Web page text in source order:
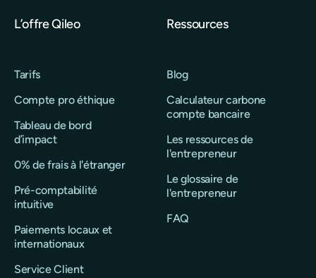
L’offre Qileo
Tarifs
Compte pro éthique
Tableau de bord
d’impact
0% de frais à l'étranger
Pré-comptabilité
intuitive
Paiements locaux et
internationaux
Service Client
Ressources
Blog
Calculateur carbone
compte bancaire
Les ressources de
l'entrepreneur
Le glossaire de
l'entrepreneur
FAQ